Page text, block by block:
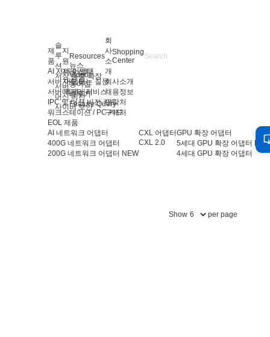
제
품
AI 서버 어댑터
서버 어댑터
서버 액세서리
IPC 및 머신 비전 카드
워크스테이션 / PC 카드
EOL 제품
AI 네트워크 어댑터
400G 네트워크 어댑터
200G 네트워크 어댑터 NEW
CXL 어댑터
CXL 2.0
GPU 확장 어댑터
5세대 GPU 확장 어댑터
4세대 GPU 확장 어댑터
솔
루
션
저장 용량 확장
서버
머신 비전
사이버 보안
지
원
지원 센터
자주 묻는 질문
애프터 서비스
Resources
뉴스
Video
용어집
배우기
Feature Query
회
사
소
개
회사소개
채용정보
연락처
구매처
Shopping
Center
Show per page